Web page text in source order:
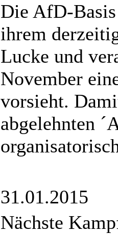
Die AfD-
ihrem
Lucke und
November
vorsieht.
abgelehnten
31.01.2015
Nächste